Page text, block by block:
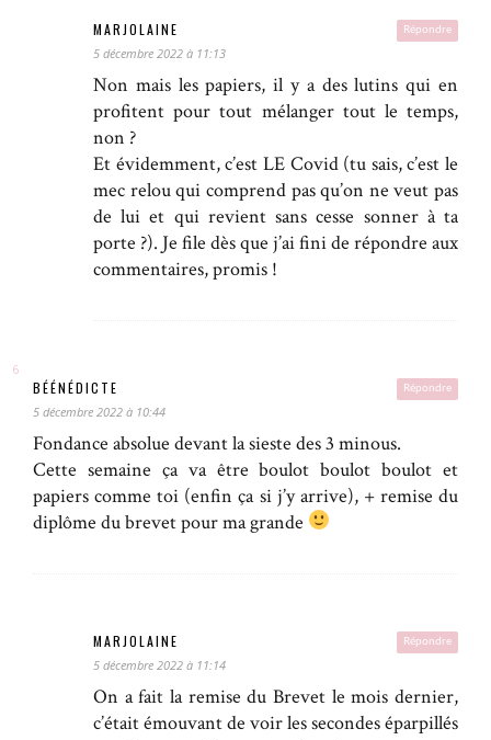
Répondre
MARJOLAINE
5 décembre 2022 à 11:13
Non mais les papiers, il y a des lutins qui en
profitent pour tout mélanger tout le temps,
non ?
Et évidemment, c’est LE Covid (tu sais, c’est le
mec relou qui comprend pas qu’on ne veut pas
de lui et qui revient sans cesse sonner à ta
porte ?). Je file dès que j’ai fini de répondre aux
commentaires, promis !
Répondre
BÉÉNÉDICTE
5 décembre 2022 à 10:44
Fondance absolue devant la sieste des 3 minous.
Cette semaine ça va être boulot boulot boulot et
papiers comme toi (enfin ça si j’y arrive), + remise du
diplôme du brevet pour ma grande
Répondre
MARJOLAINE
5 décembre 2022 à 11:14
On a fait la remise du Brevet le mois dernier,
c’était émouvant de voir les secondes éparpillés